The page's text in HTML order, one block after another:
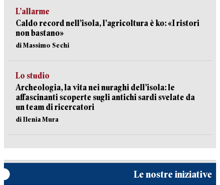
L’allarme
Caldo record nell’isola, l’agricoltura è ko: «I ristori
non bastano»
di Massimo Sechi
Lo studio
Archeologia, la vita nei nuraghi dell’isola: le
affascinanti scoperte sugli antichi sardi svelate da
un team di ricercatori
di Ilenia Mura
Le nostre iniziative